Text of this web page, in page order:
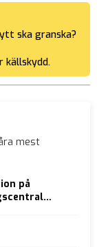
ska granska?
källskydd.
mest
på